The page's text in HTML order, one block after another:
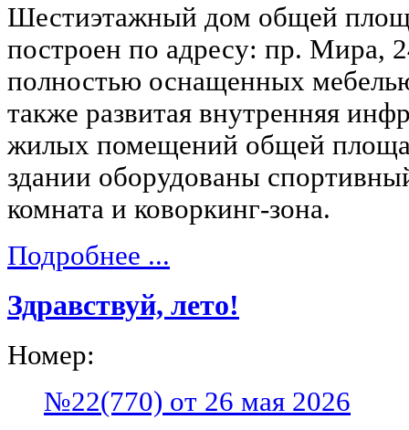
Шестиэтажный дом общей
построен по адресу: пр. Мира,
полностью оснащенных
также развитая внутренняя
жилых помещений общей
здании оборудованы
комната и коворкинг-зона.
Подробнее ...
Здравствуй, лето!
Номер:
№22(770) от 26 мая 2026